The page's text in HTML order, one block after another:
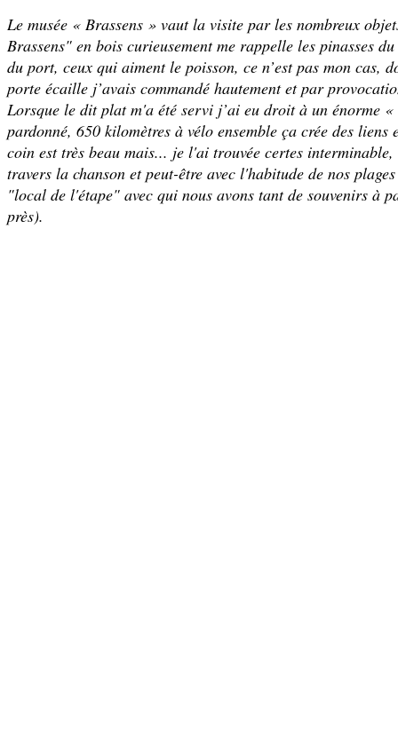
Le musée « Brassens » vaut la visite par les nombreux
Brassens" en bois curieusement me rappelle les pinasses
du port, ceux qui aiment le poisson, ce n’est pas mon cas,
porte écaille j’avais commandé hautement et par
Lorsque le dit plat m'a été servi j’ai eu droit à un énorme
pardonné, 650 kilomètres à vélo ensemble ça crée des
coin est très beau mais... je l'ai trouvée certes
travers la chanson et peut-être avec l'habitude de nos
"local de l'étape" avec qui nous avons tant de souvenirs à
près).